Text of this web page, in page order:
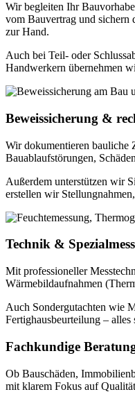
Wir begleiten Ihr
vom Bauvertrag und sichern
zur Hand.
Auch bei Teil- oder
Handwerkern übernehmen
Beweissicherung &
Wir dokumentieren bauliche
Bauablaufstörungen,
Außerdem unterstützen wir
erstellen wir
Technik &
Mit professioneller
Wärmebildaufnahmen
Auch Sondergutachten wie
Fertighausbeurteilung –
Fachkundige
Ob Bauschäden,
mit klarem Fokus auf